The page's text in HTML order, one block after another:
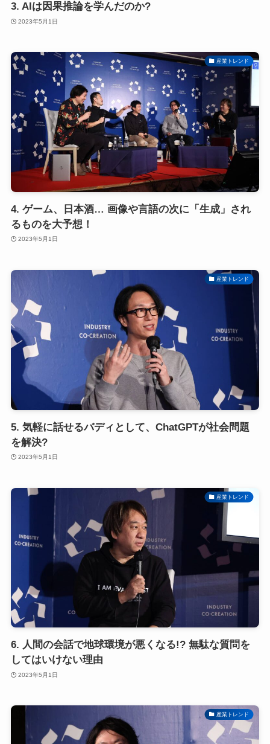
3. AIは因果推論を学んだのか?
2023年5月1日
産業トレンド
4. ゲーム、日本酒… 画像や言語の次に「生成」され
るものを大予想！
2023年5月1日
産業トレンド
5. 気軽に話せるバディとして、ChatGPTが社会問題
を解決?
2023年5月1日
産業トレンド
6. 人間の会話で地球環境が悪くなる!? 無駄な質問を
してはいけない理由
2023年5月1日
産業トレンド